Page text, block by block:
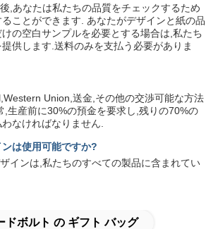
,あなたは私たちの品質をチェックするため
ことができます. あなたがデザインと紙の品
の空白サンプルを必要とする場合は,私たち
供します.送料のみを支払う必要がありま
Union,送金,その他の交渉可能な方法
,生産前に30%の預金を要求し,残りの70%の
なければなりません.
は使用可能ですか?
インは,私たちのすべての製品に含まれてい
ドボルト の ギフト バッグ